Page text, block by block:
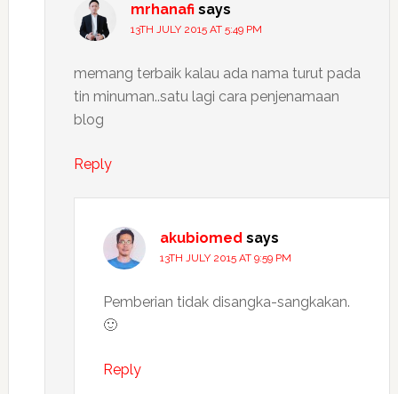
mrhanafi says
13TH JULY 2015 AT 5:49 PM
memang terbaik kalau ada nama turut pada
tin minuman..satu lagi cara penjenamaan
blog
Reply
akubiomed says
13TH JULY 2015 AT 9:59 PM
Pemberian tidak disangka-sangkakan.
🙂
Reply